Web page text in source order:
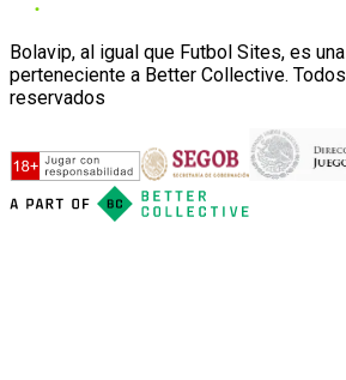
Bolavip, al igual que Futbol Sites, es
perteneciente a Better Collective.
reservados